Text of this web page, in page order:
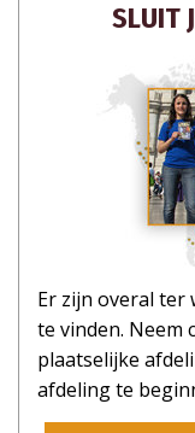
SLUIT
Er zijn overal ter
te vinden. Neem
plaatselijke
afdeling te